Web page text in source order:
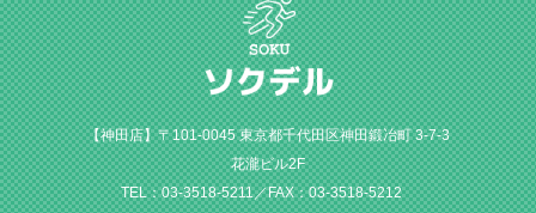
【神田店】〒101-0045 東京都千代田区神田鍛冶町 3-7-3
花瀧ビル2F
TEL：03-3518-5211／FAX：03-3518-5212